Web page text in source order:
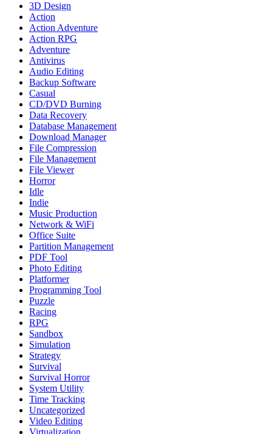
3D Design
Action
Action Adventure
Action RPG
Adventure
Antivirus
Audio Editing
Backup Software
Casual
CD/DVD Burning
Data Recovery
Database Management
Download Manager
File Compression
File Management
File Viewer
Horror
Idle
Indie
Music Production
Network & WiFi
Office Suite
Partition Management
PDF Tool
Photo Editing
Platformer
Programming Tool
Puzzle
Racing
RPG
Sandbox
Simulation
Strategy
Survival
Survival Horror
System Utility
Time Tracking
Uncategorized
Video Editing